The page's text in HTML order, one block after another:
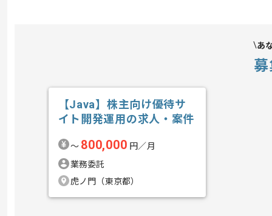
あ
【Java】株主向け優待サ
イト開発運用の求人・案件
〜 800,000 円／月
業務委託
虎ノ門（東京都）